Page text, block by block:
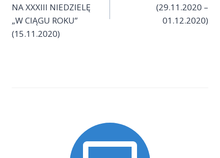
NA XXXIII NIEDZIELĘ
„W CIĄGU ROKU”
(15.11.2020)
(29.11.2020 –
01.12.2020)